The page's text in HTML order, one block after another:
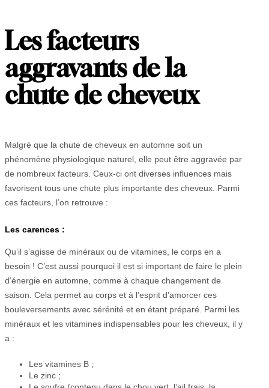
Les facteurs
aggravants de la
chute de cheveux
Malgré que la chute de cheveux en automne soit un
phénomène physiologique naturel, elle peut être aggravée par
de nombreux facteurs. Ceux-ci ont diverses influences mais
favorisent tous une chute plus importante des cheveux. Parmi
ces facteurs, l’on retrouve :
Les carences :
Qu’il s’agisse de minéraux ou de vitamines, le corps en a
besoin ! C’est aussi pourquoi il est si important de faire le plein
d’énergie en automne, comme à chaque changement de
saison. Cela permet au corps et à l’esprit d’amorcer ces
bouleversements avec sérénité et en étant préparé. Parmi les
minéraux et les vitamines indispensables pour les cheveux, il y
a :
Les vitamines B ;
Le zinc ;